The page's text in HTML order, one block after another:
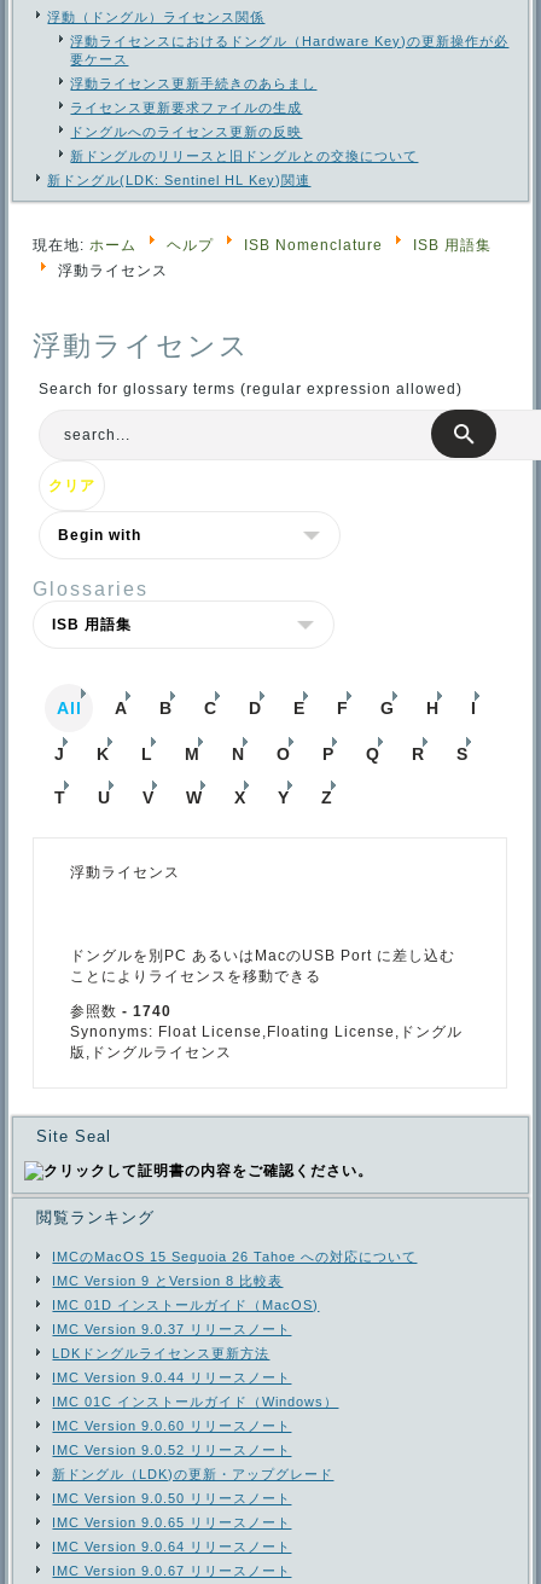
浮動（ドングル）ライセンス関係
浮動ライセンスにおけるドングル（Hardware Key)の更新操作が必
要ケース
浮動ライセンス更新手続きのあらまし
ライセンス更新要求ファイルの生成
ドングルへのライセンス更新の反映
新ドングルのリリースと旧ドングルとの交換について
新ドングル(LDK: Sentinel HL Key)関連
現在地: ホーム ヘルプ ISB Nomenclature
ISB 用語集
浮動ライセンス
浮動ライセンス
Search for glossary terms (regular expression allowed)
Glossaries
All A B C D E F G H I
J K L M N O P Q R S
T U V W X Y Z
浮動ライセンス
ドングルを別PC あるいはMacのUSB Port に差し込む
ことによりライセンスを移動できる
参照数 - 1740
Synonyms: Float License,Floating License,ドングル
版,ドングルライセンス
Site Seal
閲覧ランキング
IMCのMacOS 15 Sequoia 26 Tahoe への対応について
IMC Version 9 とVersion 8 比較表
IMC 01D インストールガイド（MacOS)
IMC Version 9.0.37 リリースノート
LDKドングルライセンス更新方法
IMC Version 9.0.44 リリースノート
IMC 01C インストールガイド（Windows）
IMC Version 9.0.60 リリースノート
IMC Version 9.0.52 リリースノート
新ドングル（LDK)の更新・アップグレード
IMC Version 9.0.50 リリースノート
IMC Version 9.0.65 リリースノート
IMC Version 9.0.64 リリースノート
IMC Version 9.0.67 リリースノート